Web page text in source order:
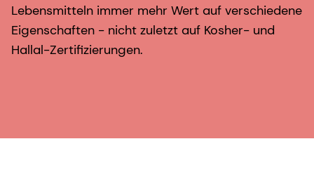
Lebensmitteln immer mehr Wert auf verschiedene
Eigenschaften - nicht zuletzt auf Kosher- und
Hallal-Zertifizierungen.